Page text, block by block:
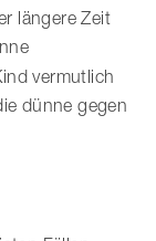
längere Zeit
vermutlich
dünne gegen